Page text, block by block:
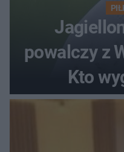
powalczy z
Kto